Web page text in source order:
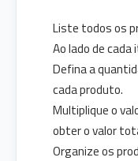
Liste todos os
Ao lado de
Defina a
cada produto.
Multiplique o
obter o valor
Organize os